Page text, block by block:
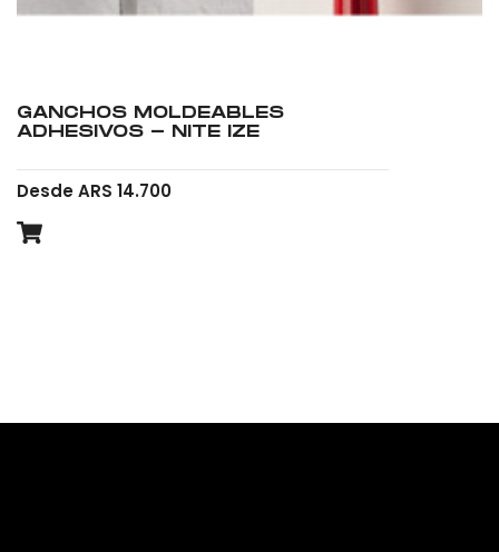
GANCHOS MOLDEABLES
ADHESIVOS - NITE IZE
Desde ARS 14.700